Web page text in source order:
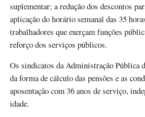
suplementar; a redução dos descontos
aplicação do horário semanal das 35
trabalhadores que exerçam funções
reforço dos serviços públicos.
Os sindicatos da Administração Pública
da forma de cálculo das pensões e as
aposentação com 36 anos de serviço,
idade.